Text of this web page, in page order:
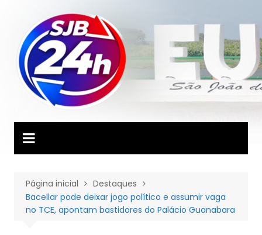
conteúdo
Página inicial
Destaques
Bacellar pode deixar jogo político e assumir vaga
no TCE, apontam bastidores do Palácio Guanabara